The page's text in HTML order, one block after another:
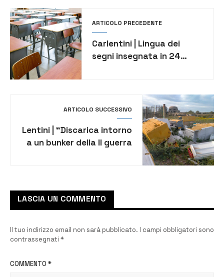
ARTICOLO PRECEDENTE
Carlentini | Lingua dei
segni insegnata in 24
Comprensivo “Pirandello”
ARTICOLO SUCCESSIVO
Lentini | “Discarica intorno
a un bunker della II guerra
LASCIA UN COMMENTO
Il tuo indirizzo email non sarà pubblicato. I campi obbligatori sono
contrassegnati *
COMMENTO *